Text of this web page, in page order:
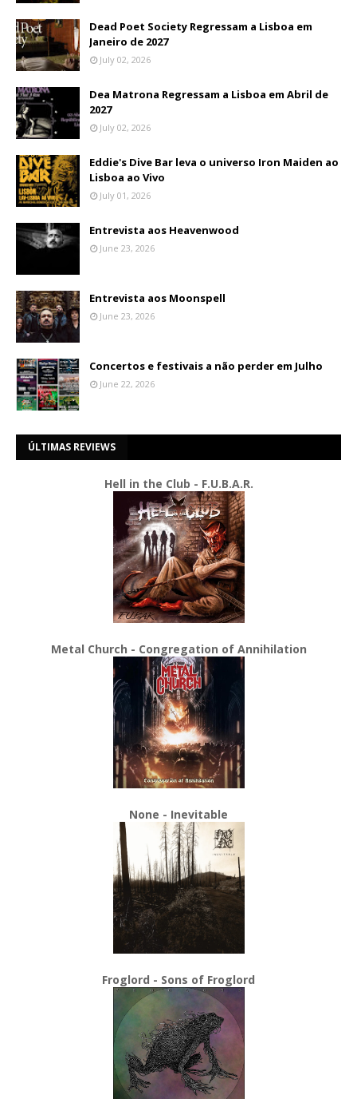
Dead Poet Society Regressam a Lisboa em
Janeiro de 2027
July 02, 2026
Dea Matrona Regressam a Lisboa em Abril de
2027
July 02, 2026
Eddie's Dive Bar leva o universo Iron Maiden ao
Lisboa ao Vivo
July 01, 2026
Entrevista aos Heavenwood
June 23, 2026
Entrevista aos Moonspell
June 23, 2026
Concertos e festivais a não perder em Julho
June 22, 2026
ÚLTIMAS REVIEWS
Hell in the Club - F.U.B.A.R.
Metal Church - Congregation of Annihilation
None - Inevitable
Froglord - Sons of Froglord